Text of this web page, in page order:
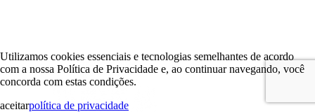
Utilizamos cookies essenciais e tecnologias semelhantes de acordo
com a nossa Política de Privacidade e, ao continuar navegando, você
concorda com estas condições.
aceitarpolítica de privacidade